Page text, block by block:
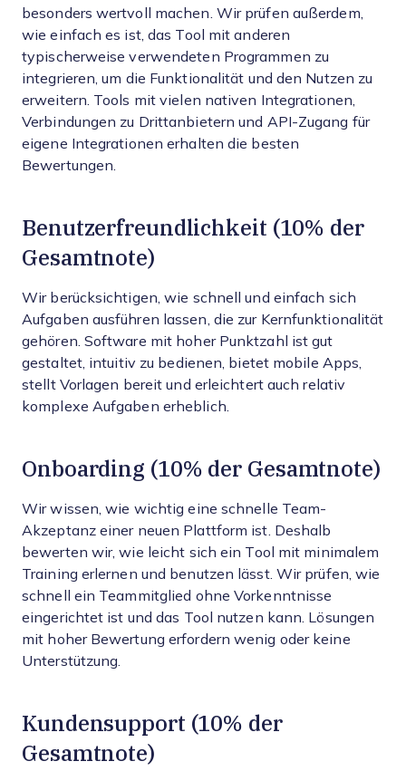
besonders wertvoll machen. Wir prüfen außerdem,
wie einfach es ist, das Tool mit anderen
typischerweise verwendeten Programmen zu
integrieren, um die Funktionalität und den Nutzen zu
erweitern. Tools mit vielen nativen Integrationen,
Verbindungen zu Drittanbietern und API-Zugang für
eigene Integrationen erhalten die besten
Bewertungen.
Benutzerfreundlichkeit (10% der
Gesamtnote)
Wir berücksichtigen, wie schnell und einfach sich
Aufgaben ausführen lassen, die zur Kernfunktionalität
gehören. Software mit hoher Punktzahl ist gut
gestaltet, intuitiv zu bedienen, bietet mobile Apps,
stellt Vorlagen bereit und erleichtert auch relativ
komplexe Aufgaben erheblich.
Onboarding (10% der Gesamtnote)
Wir wissen, wie wichtig eine schnelle Team-
Akzeptanz einer neuen Plattform ist. Deshalb
bewerten wir, wie leicht sich ein Tool mit minimalem
Training erlernen und benutzen lässt. Wir prüfen, wie
schnell ein Teammitglied ohne Vorkenntnisse
eingerichtet ist und das Tool nutzen kann. Lösungen
mit hoher Bewertung erfordern wenig oder keine
Unterstützung.
Kundensupport (10% der
Gesamtnote)